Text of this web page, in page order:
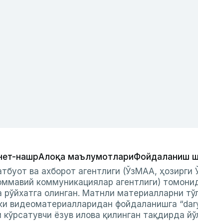
нашрАлоқа маълумотлариФойдаланиш
ва ахборот агентлиги (ЎзМАА,
коммуникациялар агентлиги)
олинган. Матнли материалларни
видеоматериалларидан фойдаланишга
ёзув илова қилинган тақдирда